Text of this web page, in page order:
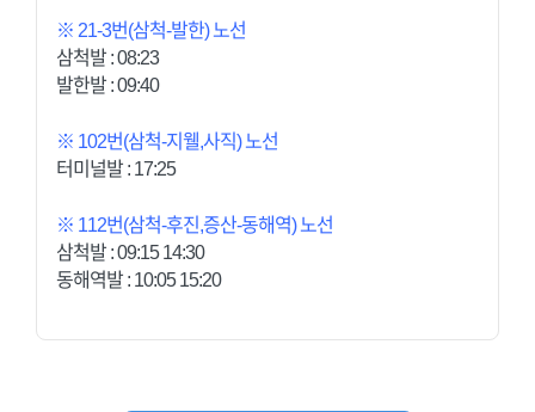
※ 21-3번(삼척-발한) 노선
삼척발 : 08:23
발한발 : 09:40
※ 102번(삼척-지웰,사직) 노선
터미널발 : 17:25
※ 112번(삼척-후진,증산-동해역) 노선
삼척발 : 09:15 14:30
동해역발 : 10:05 15:20